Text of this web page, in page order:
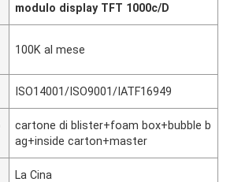
modulo display TFT 1000c/D
100K al mese
ISO14001/ISO9001/IATF16949
cartone di blister+foam box+bubble b
ag+inside carton+master
La Cina